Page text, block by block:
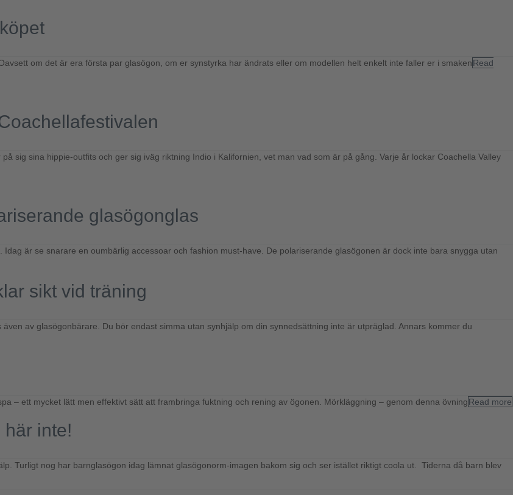
om det är era första par glasögon, om er synstyrka har ändrats eller om modellen helt enkelt inte faller er i smakenRead
sig sina hippie-outfits och ger sig iväg riktning Indio i Kalifornien, vet man vad som är på gång. Varje år lockar Coachella Valley
glasögonglas
är se snarare en oumbärlig accessoar och fashion must-have. De polariserande glasögonen är dock inte bara snygga utan
sikt vid träning
av glasögonbärare. Du bör endast simma utan synhjälp om din synnedsättning inte är utpräglad. Annars kommer du
– ett mycket lätt men effektivt sätt att frambringa fuktning och rening av ögonen. Mörkläggning – genom denna övningRead more
inte!
Turligt nog har barnglasögon idag lämnat glasögonorm-imagen bakom sig och ser istället riktigt coola ut. Tiderna då barn blev